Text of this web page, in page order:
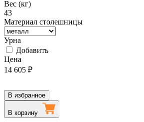
Вес (кг)
43
Материал столешницы
Урна
Добавить
Цена
14 605 ₽
В избранное
В корзину